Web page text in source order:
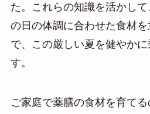
た。これらの知識を活かし
の日の体調に合わせた食材
で、この厳しい夏を健やか
す。
ご家庭で薬膳の食材を育て